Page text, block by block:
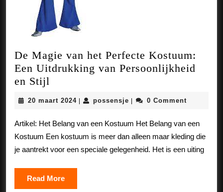
De Magie van het Perfecte Kostuum:
Een Uitdrukking van Persoonlijkheid
en Stijl
van
het
Perfecte
Kostuum:
Uitdrukking
van
20 maart 202420
possensje possensje
0 Comment
Artikel: Het Belang van een Kostuum Het Belang van een
Kostuum Een kostuum is meer dan alleen maar kleding die
je aantrekt voor een speciale gelegenheid. Het is een uiting
Read MoreRead
More